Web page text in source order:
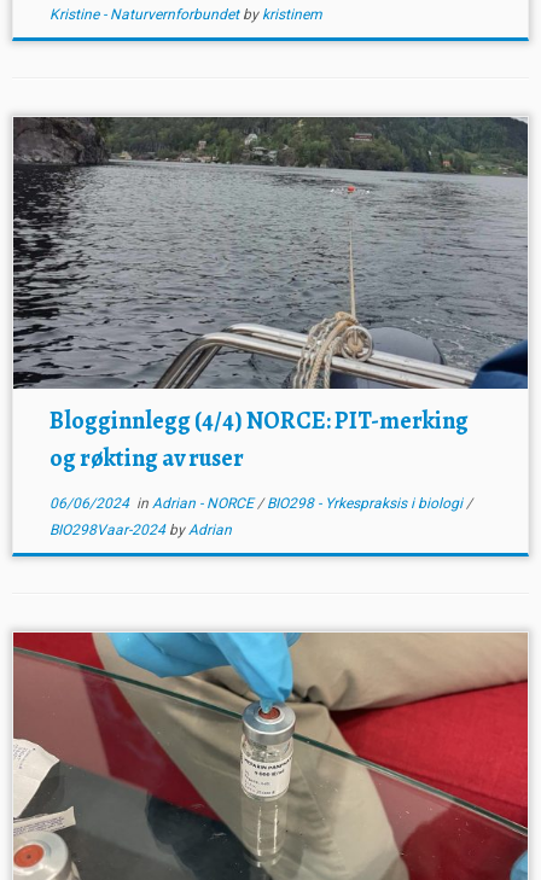
Kristine - Naturvernforbundet by kristinem
Blogginnlegg (4/4) NORCE: PIT-merking
og røkting av ruser
06/06/2024in Adrian - NORCE/BIO298 - Yrkespraksis i biologi/
BIO298Vaar-2024 byAdrian